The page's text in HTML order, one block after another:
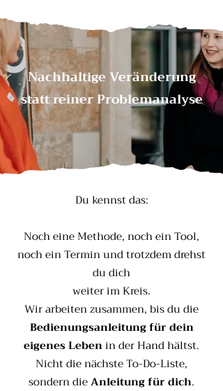
Nachhaltige Veränderung
statt reiner Problemanalyse
Du kennst das:
Noch eine Methode, noch ein Tool,
noch ein Termin und trotzdem drehst
du dich
weiter im Kreis.
Wir arbeiten zusammen, bis du die
Bedienungsanleitung für dein
eigenes Lebenin der Hand hältst.
Nicht die nächste To-Do-Liste,
sondern dieAnleitung für dich.